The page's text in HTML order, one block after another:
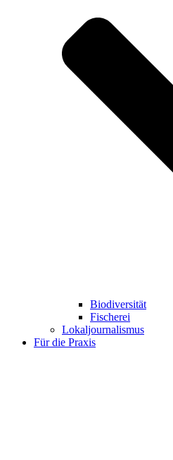
Biodiversität
Fischerei
Lokaljournalismus
Für die Praxis